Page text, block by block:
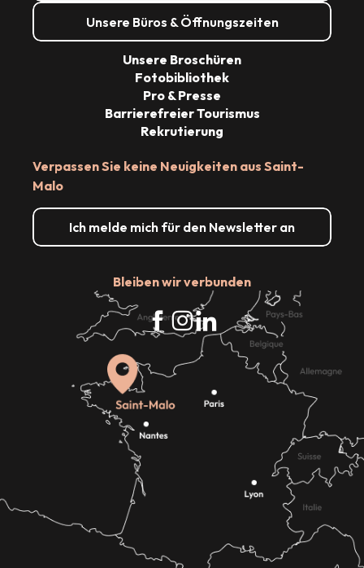
Unsere Büros & Öffnungszeiten
Verpassen Sie keine Neuigkeiten aus Saint-
Malo
Ich melde mich für den Newsletter an
Bleiben wir verbunden
Unsere Broschüren
Fotobibliothek
Pro & Presse
Barrierefreier Tourismus
Rekrutierung